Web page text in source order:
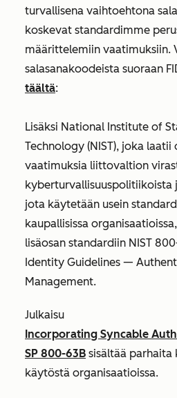
turvallisena vaihtoehtona
koskevat standardimme
määrittelemiin vaatimuksiin.
salasanakoodeista suoraan
täältä:
Lisäksi National Institute of
Technology (NIST), joka laatii
vaatimuksia liittovaltion
kyberturvallisuuspolitiikoista
jota käytetään usein
kaupallisissa
lisäosan standardiin NIST
Identity Guidelines —
Management.
Julkaisu
Incorporating Syncable
SP 800-63B sisältää
käytöstä organisaatioissa.